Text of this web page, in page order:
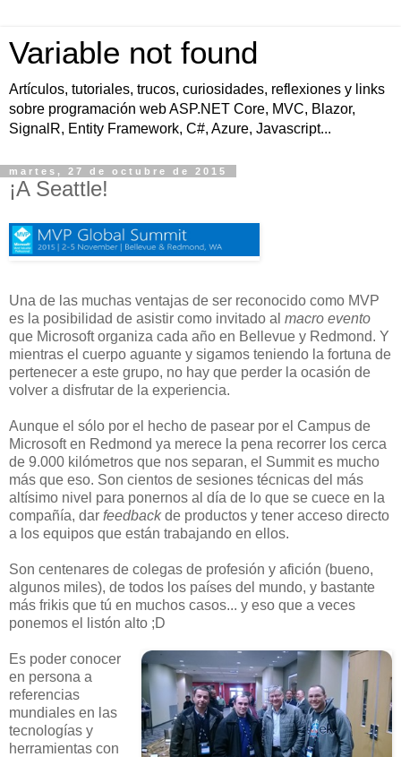
Variable not found
Artículos, tutoriales, trucos, curiosidades, reflexiones y links
sobre programación web ASP.NET Core, MVC, Blazor,
SignalR, Entity Framework, C#, Azure, Javascript...
martes, 27 de octubre de 2015
¡A Seattle!
Una de las muchas ventajas de ser reconocido como MVP
es la posibilidad de asistir como invitado al macro evento
que Microsoft organiza cada año en Bellevue y Redmond. Y
mientras el cuerpo aguante y sigamos teniendo la fortuna de
pertenecer a este grupo, no hay que perder la ocasión de
volver a disfrutar de la experiencia.
Aunque el sólo por el hecho de pasear por el Campus de
Microsoft en Redmond ya merece la pena recorrer los cerca
de 9.000 kilómetros que nos separan, el Summit es mucho
más que eso. Son cientos de sesiones técnicas del más
altísimo nivel para ponernos al día de lo que se cuece en la
compañía, dar feedbackde productos y tener acceso directo
a los equipos que están trabajando en ellos.
Son centenares de colegas de profesión y afición (bueno,
algunos miles), de todos los países del mundo, y bastante
más frikis que tú en muchos casos... y eso que a veces
ponemos el listón alto ;D
Es poder conocer
en persona a
referencias
mundiales en las
tecnologías y
herramientas con